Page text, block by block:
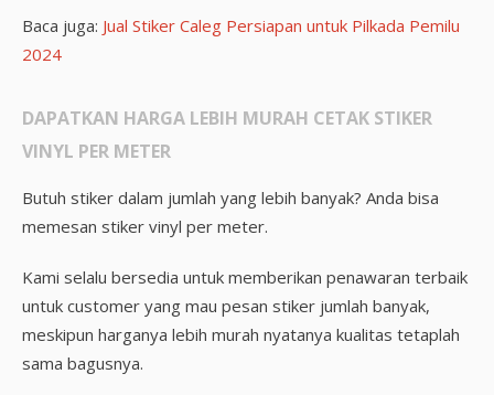
Baca juga: Jual Stiker Caleg Persiapan untuk Pilkada Pemilu
2024
DAPATKAN HARGA LEBIH MURAH CETAK STIKER
VINYL PER METER
Butuh stiker dalam jumlah yang lebih banyak? Anda bisa
memesan stiker vinyl per meter.
Kami selalu bersedia untuk memberikan penawaran terbaik
untuk customer yang mau pesan stiker jumlah banyak,
meskipun harganya lebih murah nyatanya kualitas tetaplah
sama bagusnya.